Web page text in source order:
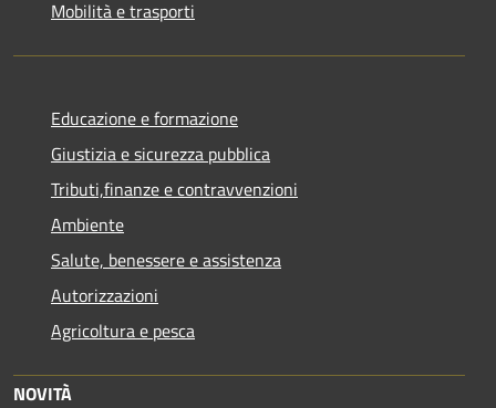
Mobilità e trasporti
Educazione e formazione
Giustizia e sicurezza pubblica
Tributi,finanze e contravvenzioni
Ambiente
Salute, benessere e assistenza
Autorizzazioni
Agricoltura e pesca
NOVITÀ